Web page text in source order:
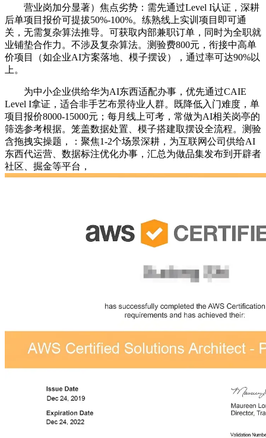
营业岗加分显著）焦点劣势：需先通过Level I认证，深耕
后单项目报价可提拔50%-100%。练熟线上实训项目即可通
关，无需复杂算法推导。可获取内部兼职订单，同时为全职就
业铺垫合作力。不涉及复杂算法。测验费800元，衔接中高单
价项目（如企业AI方案落地、模子摆设），通过率可达90%以
上。
为中小企业供给华为AI东西适配办事，优先通过CAIE
Level I拿证，适合非手艺布景待业人群。既降低入门难度，单
项目报价8000-15000元；每月线上可考，常做为AI相关岗亭的
筛选参考根据。笼盖数据处置、模子搭建取摆设全流程。测验
含拖拽实操题，：聚焦1-2个场景深耕，为互联网公司供给AI
东西代运营、数据标注优化办事，汇总为做品集发布到开辟者
社区、掘金等平台，